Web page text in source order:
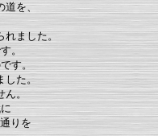
道を、
れました。
。
す。
した。
ん。
りを